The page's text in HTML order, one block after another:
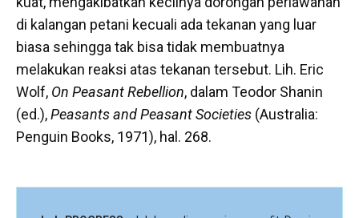
di kalangan petani kecuali ada tekanan yang luar
biasa sehingga tak bisa tidak membuatnya
melakukan reaksi atas tekanan tersebut. Lih. Eric
Wolf, On Peasant Rebellion, dalam Teodor Shanin
(ed.),Peasants and Peasant Societies (Australia:
Penguin Books, 1971), hal. 268.